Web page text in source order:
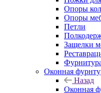
Опоры
Опоры
Петли
Защелки
Оконная
Назад
Оконная